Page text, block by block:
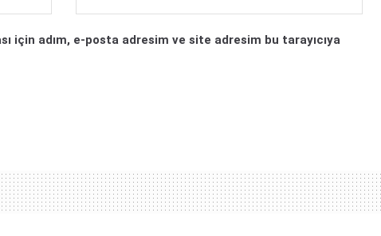
için adım, e-posta adresim ve site adresim bu tarayıcıya